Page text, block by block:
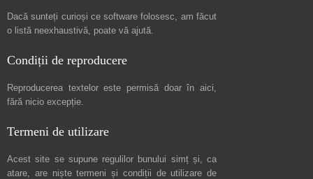
Dacă sunteți curioși ce software folosesc, am făcut
o listă neexhaustivă , poate vă ajută.
Condiții de reproducere
Reproducerea textelor este permisă doar în aici
fără nicio excepție.
Termeni de utilizare
Acest site se supune regulilor bunului simț și, ca
atare, are niștetermeni și condiții de utilizare de